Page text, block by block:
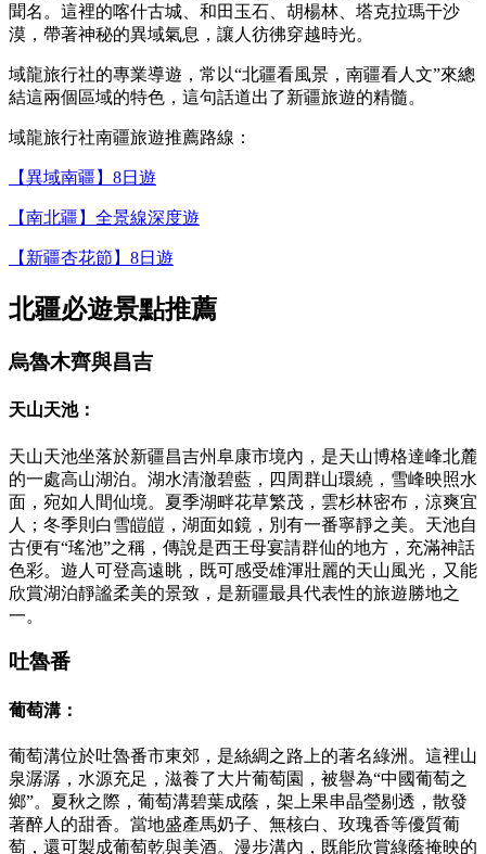
聞名。這裡的喀什古城、和田玉石、胡楊林、塔克拉瑪干沙
漠，帶著神秘的異域氣息，讓人彷彿穿越時光。
域龍旅行社的專業導遊，常以“北疆看風景，南疆看人文”來總
結這兩個區域的特色，這句話道出了新疆旅遊的精髓。
域龍旅行社南疆旅遊推薦路線：
【異域南疆】8日遊
【南北疆】全景線深度遊
【新疆杏花節】8日遊
北疆必遊景點推薦
烏魯木齊與昌吉
天山天池：
天山天池坐落於新疆昌吉州阜康市境內，是天山博格達峰北麓
的一處高山湖泊。湖水清澈碧藍，四周群山環繞，雪峰映照水
面，宛如人間仙境。夏季湖畔花草繁茂，雲杉林密布，涼爽宜
人；冬季則白雪皚皚，湖面如鏡，別有一番寧靜之美。天池自
古便有“瑤池”之稱，傳說是西王母宴請群仙的地方，充滿神話
色彩。遊人可登高遠眺，既可感受雄渾壯麗的天山風光，又能
欣賞湖泊靜謐柔美的景致，是新疆最具代表性的旅遊勝地之
一。
吐魯番
葡萄溝：
葡萄溝位於吐魯番市東郊，是絲綢之路上的著名綠洲。這裡山
泉潺潺，水源充足，滋養了大片葡萄園，被譽為“中國葡萄之
鄉”。夏秋之際，葡萄溝碧葉成蔭，架上果串晶瑩剔透，散發
著醉人的甜香。當地盛產馬奶子、無核白、玫瑰香等優質葡
萄，還可製成葡萄乾與美酒。漫步溝內，既能欣賞綠蔭掩映的